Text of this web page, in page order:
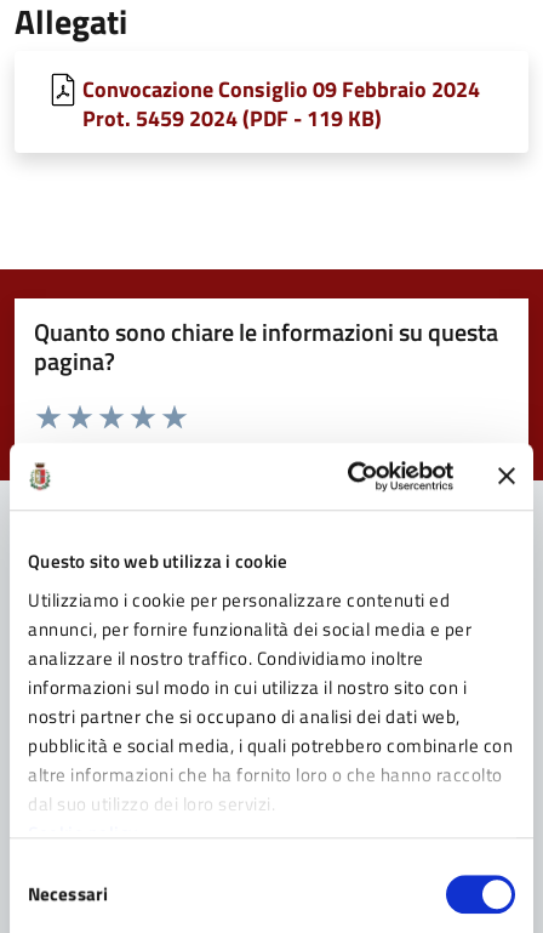
Questo sito web utilizza i cookie
Utilizziamo i cookie per personalizzare contenuti ed
annunci, per fornire funzionalità dei social media e per
analizzare il nostro traffico. Condividiamo inoltre
informazioni sul modo in cui utilizza il nostro sito con i
nostri partner che si occupano di analisi dei dati web,
pubblicità e social media, i quali potrebbero combinarle con
altre informazioni che ha fornito loro o che hanno raccolto
dal suo utilizzo dei loro servizi.
delNecessari
Allegati
Convocazione Consiglio 09 Febbraio 2024
Prot. 5459 2024 (PDF - 119 KB)
Quanto sono chiare le informazioni su questa
pagina?
Valuta da 1 a 5 stelle la pagina
Contatta il Comune
Leggi le domande frequenti
Richiedi assistenza
Prenota appuntamento
Problemi in città